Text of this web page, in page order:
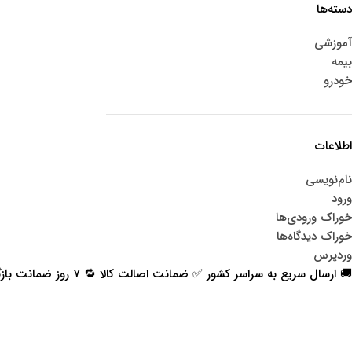
دسته‌ها
آموزشی
بیمه
خودرو
اطلاعات
نام‌نویسی
ورود
خوراک ورودی‌ها
خوراک دیدگاه‌ها
وردپرس
🚚 ارسال سریع به سراسر کشور ✅ ضمانت اصالت کالا 🔁 ۷ روز ضمانت بازگشت 📞 پشتیبانی واقعی